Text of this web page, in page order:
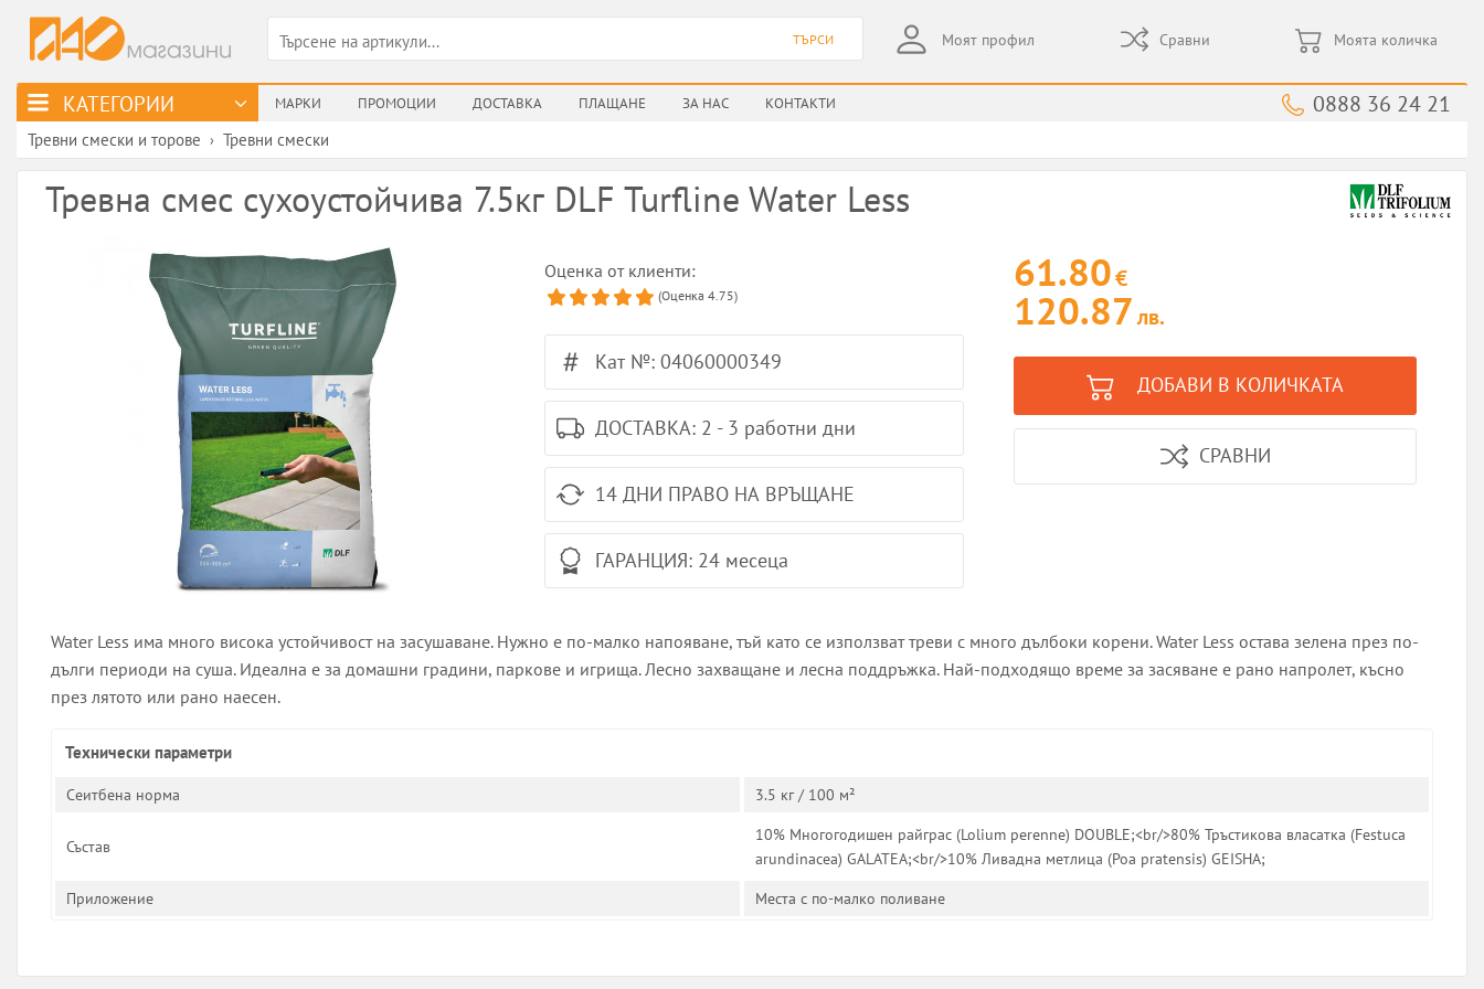
ТЪРСИ Моят профил Сравни Моята количка
КАТЕГОРИИ МАРКИ ПРОМОЦИИ ДОСТАВКА ПЛАЩАНЕ ЗА НАС КОНТАКТИ 0888 36 24 21
Тревни смески и торове › Тревни смески
Тревна смес сухоустойчива 7.5кг DLF Turfline Water Less
Оценка от клиенти:
(Оценка4.75)
Кат №: 04060000349
ДОСТАВКА: 2 - 3 работни дни
14 ДНИ ПРАВО НА ВРЪЩАНЕ
ГАРАНЦИЯ: 24 месеца
61.80€
120.87лв.
ДОБАВИ В КОЛИЧКАТА
СРАВНИ
Water Less има много висока устойчивост на засушаване. Нужно е по-малко напояване, тъй като се използват треви с много дълбоки корени. Water Less остава зелена през по-
дълги периоди на суша. Идеална е за домашни градини, паркове и игрища. Лесно захващане и лесна поддръжка. Най-подходящо време за засяване е рано напролет, късно
през лятото или рано наесен.
Технически параметри
Сеитбена норма 3.5 кг / 100 м²
Състав
10% Многогодишен райграс (Lolium perenne) DOUBLE;<br/>80% Тръстикова власатка (Festuca
arundinacea) GALATEA;<br/>10% Ливадна метлица (Poa pratensis) GEISHA;
Приложение
Места с по-малко поливане